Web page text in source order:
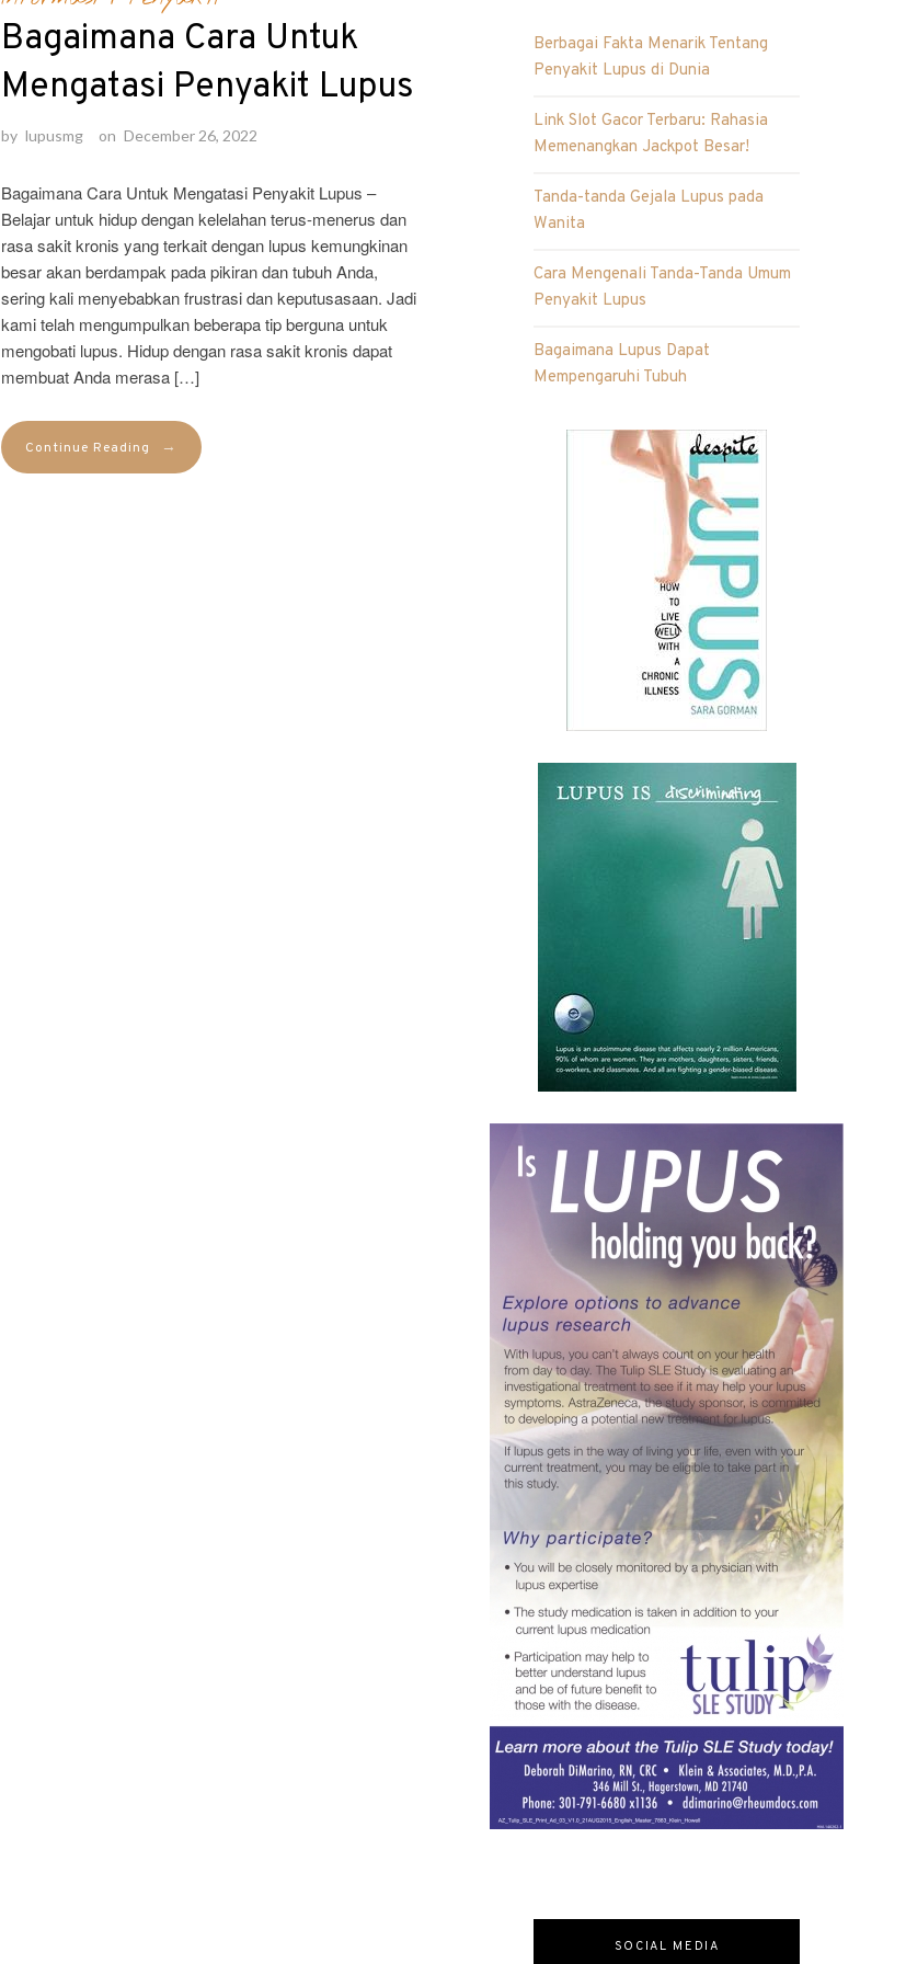
Bagaimana Cara Untuk
Mengatasi Penyakit Lupus
by lupusmg on December 26, 2022
Bagaimana Cara Untuk Mengatasi Penyakit Lupus –
Belajar untuk hidup dengan kelelahan terus-menerus dan
rasa sakit kronis yang terkait dengan lupus kemungkinan
besar akan berdampak pada pikiran dan tubuh Anda,
sering kali menyebabkan frustrasi dan keputusasaan. Jadi
kami telah mengumpulkan beberapa tip berguna untuk
mengobati lupus. Hidup dengan rasa sakit kronis dapat
membuat Anda merasa […]
Continue Reading →
Berbagai Fakta Menarik Tentang
Penyakit Lupus di Dunia
Link Slot Gacor Terbaru: Rahasia
Memenangkan Jackpot Besar!
Tanda-tanda Gejala Lupus pada
Wanita
Cara Mengenali Tanda-Tanda Umum
Penyakit Lupus
Bagaimana Lupus Dapat
Mempengaruhi Tubuh
SOCIAL MEDIA